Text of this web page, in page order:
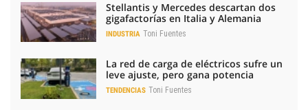
Stellantis y Mercedes descartan dos
gigafactorías en Italia y Alemania
INDUSTRIA Toni Fuentes
La red de carga de eléctricos sufre un
leve ajuste, pero gana potencia
TENDENCIAS Toni Fuentes